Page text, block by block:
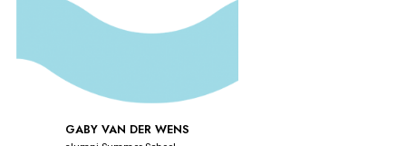
GABY VAN DER WENS